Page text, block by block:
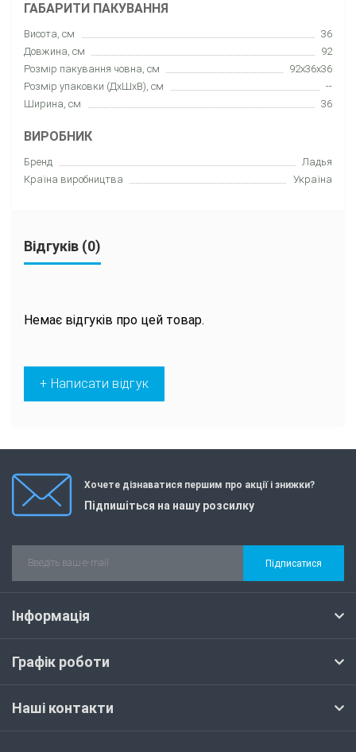
ГАБАРИТИ ПАКУВАННЯ
Висота, см
36
Довжина, см
92
Розмір пакування човна, см
92x36x36
Розмір упаковки (ДхШхВ), см
--
Ширина, см
36
ВИРОБНИК
Бренд
Ладья
Країна виробництва
Україна
Відгуків (0)
Немає відгуків про цей товар.
+ Написати відгук
Хочете дізнаватися першим про акції і знижки?
Підпишіться на нашу розсилку
Підписатися
Інформація
Графік роботи
Наші контакти